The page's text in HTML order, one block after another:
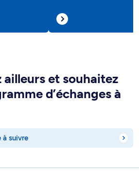
ailleurs et souhaitez
d’échanges à
à suivre